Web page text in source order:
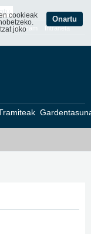
Webcam Intraneta
Onartu
cookieak
joko